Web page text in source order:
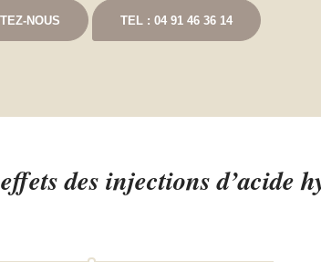
NOUS TEL : 04 91 46 36 14
des injections d’acide